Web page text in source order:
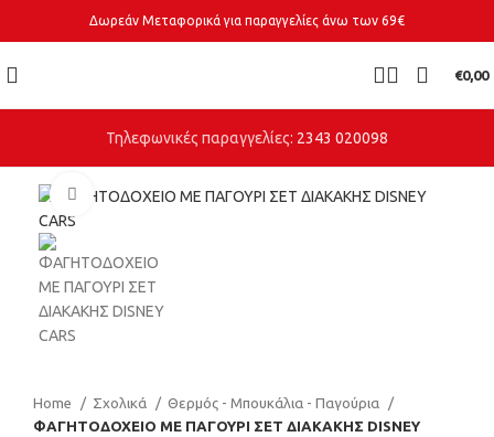
Δωρεάν Μεταφορικά για παραγγελίες άνω των 69€
€0,00
Τηλεφωνικές παραγγελίες: 2343 020098
Click to enlarge
Home Σχολικά
Θερμός - Μπουκάλια - Παγούρια
ΦΑΓΗΤΟΔΟΧΕΙΟ ΜΕ ΠΑΓΟΥΡΙ ΣΕΤ ΔΙΑΚΑΚΗΣ DISNEY